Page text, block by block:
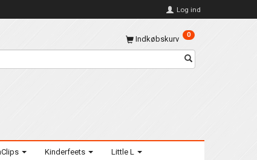
Log ind
Indkøbskurv 0
Kinderfeets Little L